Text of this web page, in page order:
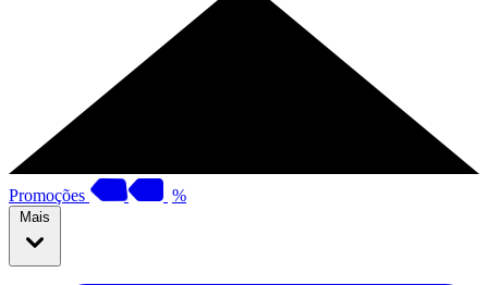
Promoções %
Mais